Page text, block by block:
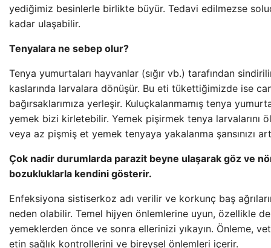
yediğimiz besinlerle birlikte büyür. Tedavi edilmezse
kadar ulaşabilir.
Tenyalara ne sebep olur?
Tenya yumurtaları hayvanlar (sığır vb.) tarafından
kaslarında larvalara dönüşür. Bu eti tükettiğimizde ise
bağırsaklarımıza yerleşir. Kuluçkalanmamış tenya
yemek bizi kirletebilir. Yemek pişirmek tenya larvalarını
veya az pişmiş et yemek tenyaya yakalanma şansınızı
Çok nadir durumlarda parazit beyne ulaşarak göz ve
bozukluklarla kendini gösterir.
Enfeksiyona sistiserkoz adı verilir ve korkunç baş
neden olabilir. Temel hijyen önlemlerine uyun, özellikle de
yemeklerden önce ve sonra ellerinizi yıkayın. Önleme,
etin sağlık kontrollerini ve bireysel önlemleri içerir.